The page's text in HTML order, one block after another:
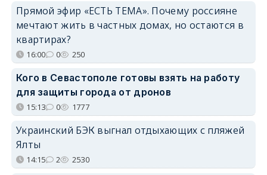
Прямой эфир «ЕСТЬ ТЕМА». Почему россияне
мечтают жить в частных домах, но остаются в
квартирах?
16:00 0 250
Кого в Севастополе готовы взять на работу
для защиты города от дронов
15:13 0 1777
Украинский БЭК выгнал отдыхающих с пляжей
Ялты
14:15 2 2530